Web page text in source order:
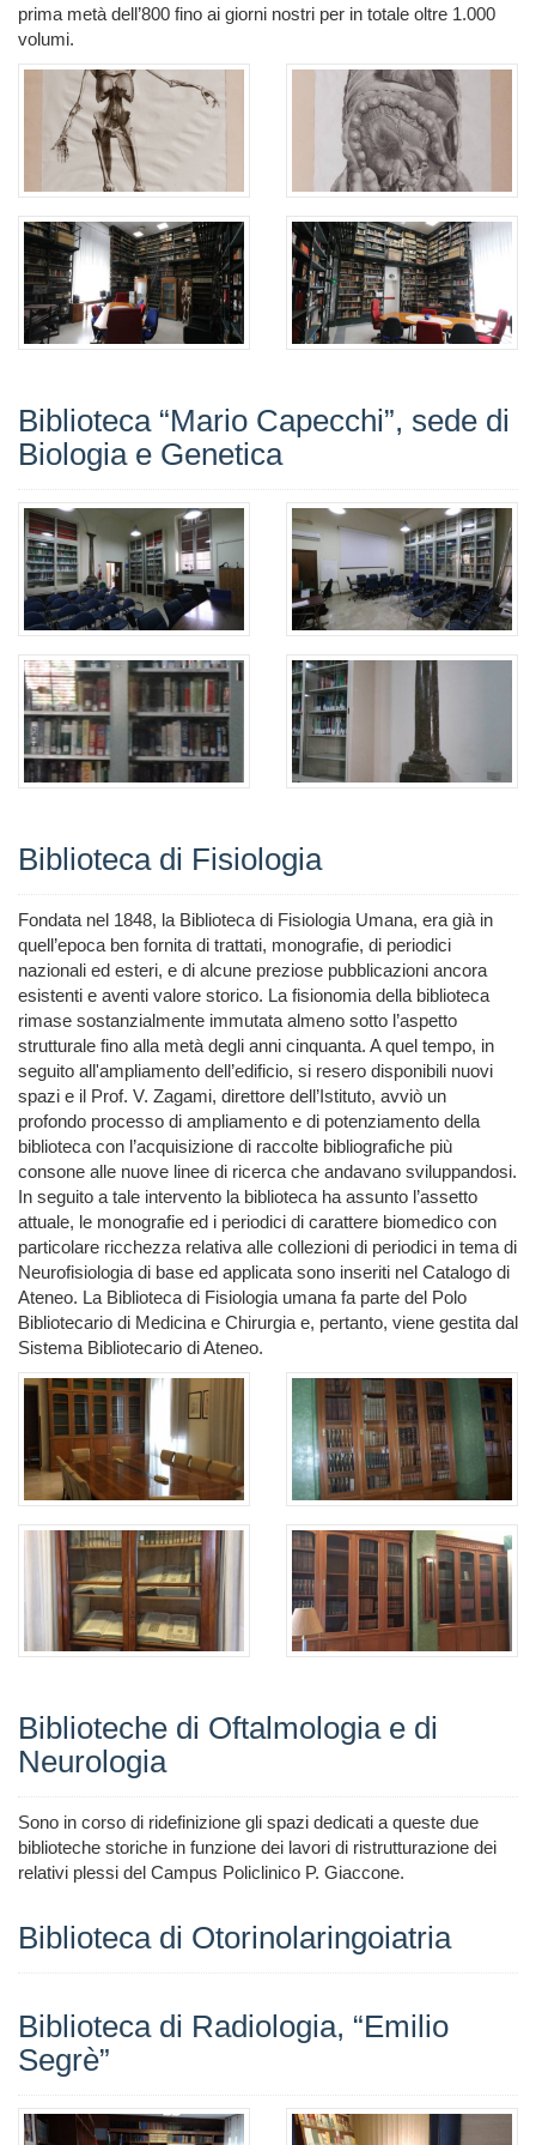
prima metà dell’800 fino ai giorni nostri per in totale oltre 1.000
volumi.
Biblioteca “Mario Capecchi”, sede di
Biologia e Genetica
Biblioteca di Fisiologia
Fondata nel 1848, la Biblioteca di Fisiologia Umana, era già in
quell’epoca ben fornita di trattati, monografie, di periodici
nazionali ed esteri, e di alcune preziose pubblicazioni ancora
esistenti e aventi valore storico. La fisionomia della biblioteca
rimase sostanzialmente immutata almeno sotto l’aspetto
strutturale fino alla metà degli anni cinquanta. A quel tempo, in
seguito all'ampliamento dell’edificio, si resero disponibili nuovi
spazi e il Prof. V. Zagami, direttore dell’Istituto, avviò un
profondo processo di ampliamento e di potenziamento della
biblioteca con l’acquisizione di raccolte bibliografiche più
consone alle nuove linee di ricerca che andavano sviluppandosi.
In seguito a tale intervento la biblioteca ha assunto l’assetto
attuale, le monografie ed i periodici di carattere biomedico con
particolare ricchezza relativa alle collezioni di periodici in tema di
Neurofisiologia di base ed applicata sono inseriti nel Catalogo di
Ateneo. La Biblioteca di Fisiologia umana fa parte del Polo
Bibliotecario di Medicina e Chirurgia e, pertanto, viene gestita dal
Sistema Bibliotecario di Ateneo.
Biblioteche di Oftalmologia e di
Neurologia
Sono in corso di ridefinizione gli spazi dedicati a queste due
biblioteche storiche in funzione dei lavori di ristrutturazione dei
relativi plessi del Campus Policlinico P. Giaccone.
Biblioteca di Otorinolaringoiatria
Biblioteca di Radiologia, “Emilio
Segrè”